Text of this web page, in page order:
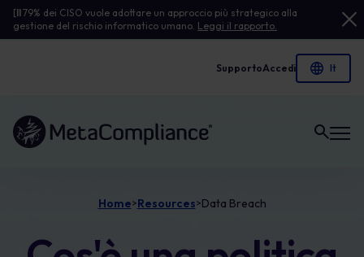
[Il79% dei CISO vuole adottare un approccio più strategico alla
gestione del rischio informatico umano. Leggi il rapporto.
SupportoAccedi
Link alla homepage
Home>Resources>Data Breach